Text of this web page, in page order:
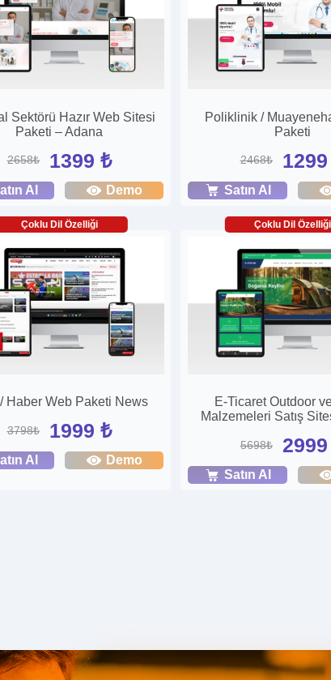
Sektörü Hazır Web Sitesi
Paketi – Adana
2658₺ 1399 ₺
Al Demo
Poliklinik /
Paketi
2468₺
Satın Al
Çoklu Dil Özelliği
Haber Web Paketi News
3798₺ 1999 ₺
Al Demo
Çoklu Dil Özelliği
E-Ticaret Outdoor
Malzemeleri Satış
5698₺
Satın Al